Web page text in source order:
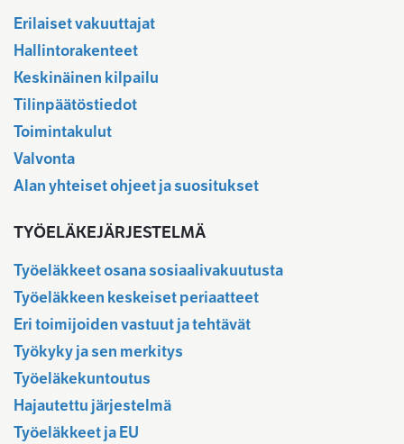
Erilaiset vakuuttajat
Hallintorakenteet
Keskinäinen kilpailu
Tilinpäätöstiedot
Toimintakulut
Valvonta
Alan yhteiset ohjeet ja suositukset
TYÖELÄKEJÄRJESTELMÄ
Työeläkkeet osana sosiaalivakuutusta
Työeläkkeen keskeiset periaatteet
Eri toimijoiden vastuut ja tehtävät
Työkyky ja sen merkitys
Työeläkekuntoutus
Hajautettu järjestelmä
Työeläkkeet ja EU